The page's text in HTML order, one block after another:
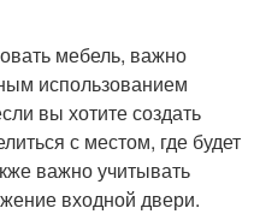
мебель, важно
использованием
вы хотите создать
с местом, где будет
важно учитывать
входной двери.